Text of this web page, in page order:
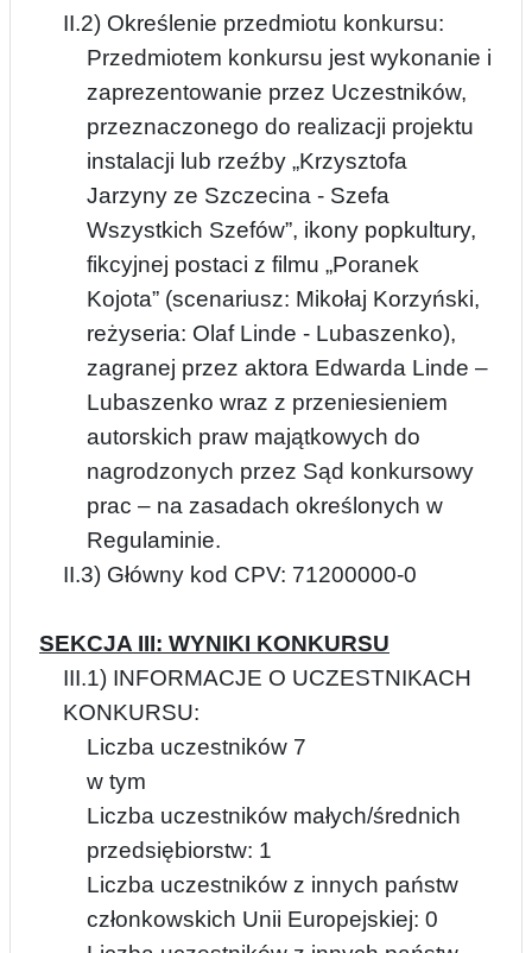
II.2) Określenie przedmiotu konkursu:
Przedmiotem konkursu jest wykonanie i
zaprezentowanie przez Uczestników,
przeznaczonego do realizacji projektu
instalacji lub rzeźby „Krzysztofa
Jarzyny ze Szczecina - Szefa
Wszystkich Szefów”, ikony popkultury,
fikcyjnej postaci z filmu „Poranek
Kojota” (scenariusz: Mikołaj Korzyński,
reżyseria: Olaf Linde - Lubaszenko),
zagranej przez aktora Edwarda Linde –
Lubaszenko wraz z przeniesieniem
autorskich praw majątkowych do
nagrodzonych przez Sąd konkursowy
prac – na zasadach określonych w
Regulaminie.
II.3) Główny kod CPV: 71200000-0
SEKCJA III: WYNIKI KONKURSU
III.1) INFORMACJE O UCZESTNIKACH
KONKURSU:
Liczba uczestników 7
w tym
Liczba uczestników małych/średnich
przedsiębiorstw: 1
Liczba uczestników z innych państw
członkowskich Unii Europejskiej: 0